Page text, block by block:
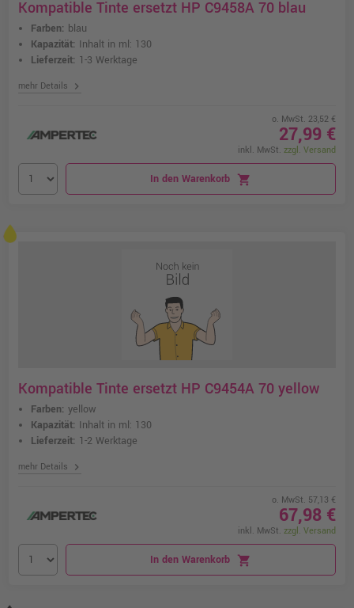
Kompatible Tinte ersetzt HP C9458A 70 blau
Farben: blau
Kapazität: Inhalt in ml: 130
Lieferzeit: 1-3 Werktage
mehr Details chevron_right
o. MwSt. 23,52 €
27,99 €
inkl. MwSt. zzgl. Versand
In den Warenkorb shopping_cart
Kompatible Tinte ersetzt HP C9454A 70 yellow
Farben: yellow
Kapazität: Inhalt in ml: 130
Lieferzeit: 1-2 Werktage
mehr Details chevron_right
o. MwSt. 57,13 €
67,98 €
inkl. MwSt. zzgl. Versand
In den Warenkorb shopping_cart